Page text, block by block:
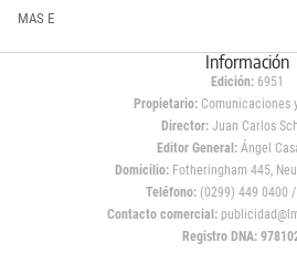
MAS E
Información
Edición: 6951
Propietario:Comunicaciones
Director: Juan Carlos
Editor General:Ángel
Domicilio:Fotheringham 445,
Teléfono: (0299) 449 0400
Contacto comercial:
Registro DNA: